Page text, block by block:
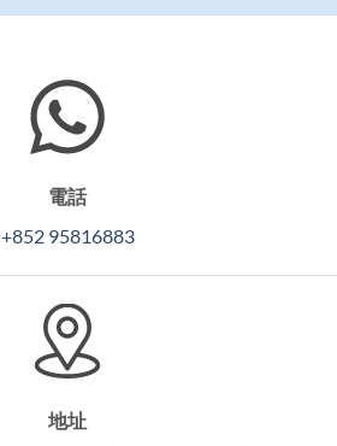
電話
+852 95816883
地址